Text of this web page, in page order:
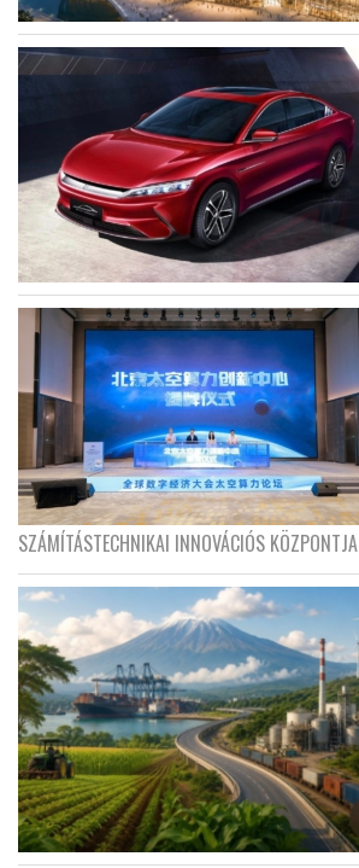
SZÁMÍTÁSTECHNIKAI INNOVÁCIÓS KÖZPONTJA